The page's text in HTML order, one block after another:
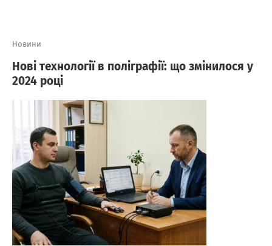
Новини
Нові технології в поліграфії: що змінилося у
2024 році